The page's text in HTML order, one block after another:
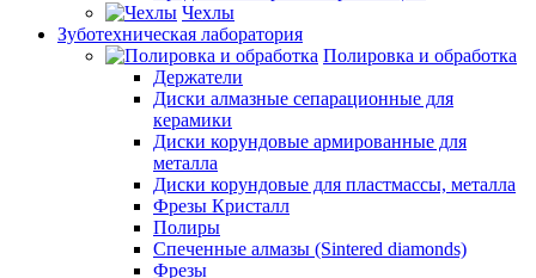
Чехлы
Зуботехническая лаборатория
Полировка и обработка
Держатели
Диски алмазные сепарационные для
керамики
Диски корундовые армированные для
металла
Диски корундовые для пластмассы, металла
Фрезы Кристалл
Полиры
Спеченные алмазы (Sintered diamonds)
Фрезы